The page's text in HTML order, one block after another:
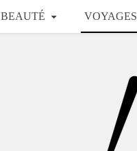
BEAUTÉ VOYAGES